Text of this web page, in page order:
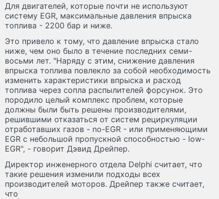
Для двигателей, которые почти не используют
систему EGR, максимальные давления впрыска
топлива - 2200 бар и ниже.
Это привело к тому, что давление впрыска стало
ниже, чем оно было в течение последних семи-
восьми лет. "Наряду с этим, снижение давления
впрыска топлива повлекло за собой необходимость
изменить характеристики впрыска и расход
топлива через сопла распылителей форсунок. Это
породило целый комплекс проблем, которые
должны были быть решены производителями,
решившими отказаться от систем рециркуляции
отработавших газов - no-EGR - или применяющими
EGR с небольшой пропускной способностью - low-
EGR", - говорит Дэвид Дрейпер.
Директор инженерного отдела Delphi считает, что
такие решения изменили подходы всех
производителей моторов. Дрейпер также считает,
что